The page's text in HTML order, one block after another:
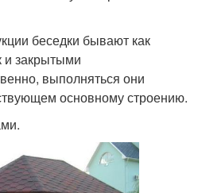
беседки бывают как
и закрытыми
выполняться они
основному строению.